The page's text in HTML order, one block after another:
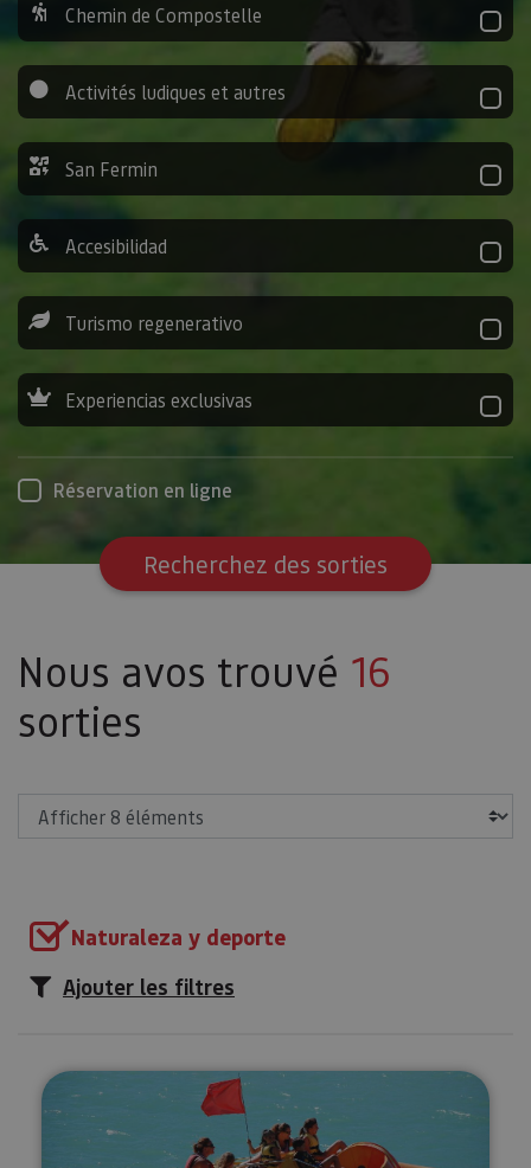
Chemin de Compostelle
Activités ludiques et autres
San Fermin
Accesibilidad
Turismo regenerativo
Experiencias exclusivas
Réservation en ligne
Recherchez des sorties
Nous avos trouvé 16
sorties
Naturaleza y deporte
Ajouter les filtres
Location de kayaks et pédalos